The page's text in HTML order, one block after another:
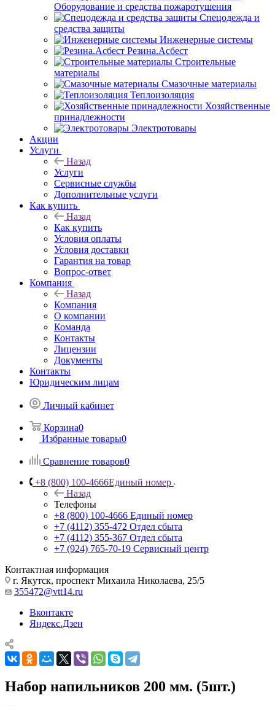
Оборудование и средства пожаротушения
Спецодежда и
средства защиты
Инженерные системы
Резина.Асбест
Строительные
материалы
Смазочные материалы
Теплоизоляция
Хозяйственные
принадлежности
Электротовары
Акции
Услуги
Назад
Услуги
Сервисные службы
Дополнительные услуги
Как купить
Назад
Как купить
Условия оплаты
Условия доставки
Гарантия на товар
Вопрос-ответ
Компания
Назад
Компания
О компании
Команда
Контакты
Лицензии
Документы
Контакты
Юридическим лицам
Личный кабинет
Корзина0
Избранные товары0
Сравнение товаров0
+8 (800) 100-4666Единый номер
Назад
Телефоны
+8 (800) 100-4666 Единый номер
+7 (4112) 355-472 Отдел сбыта
+7 (4112) 355-367 Отдел сбыта
+7 (924) 765-70-19 Сервисный центр
Контактная информация
г. Якутск, проспект Михаила Николаева, 25/5
355472@vtt14.ru
Вконтакте
Яндекс.Дзен
Набор напильников 200 мм. (5шт.)